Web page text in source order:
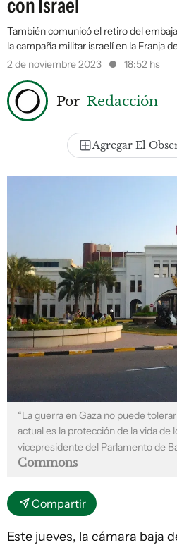
con Israel
También comunicó el retiro del
la campaña militar israelí en la Franja
2 de noviembre 2023
18:52 hs
Por Redacción
Agregar El
“La guerra en Gaza no puede
actual es la protección de la vida de
vicepresidente del Parlamento de
Commons
Compartir
Este jueves, la cámara baja